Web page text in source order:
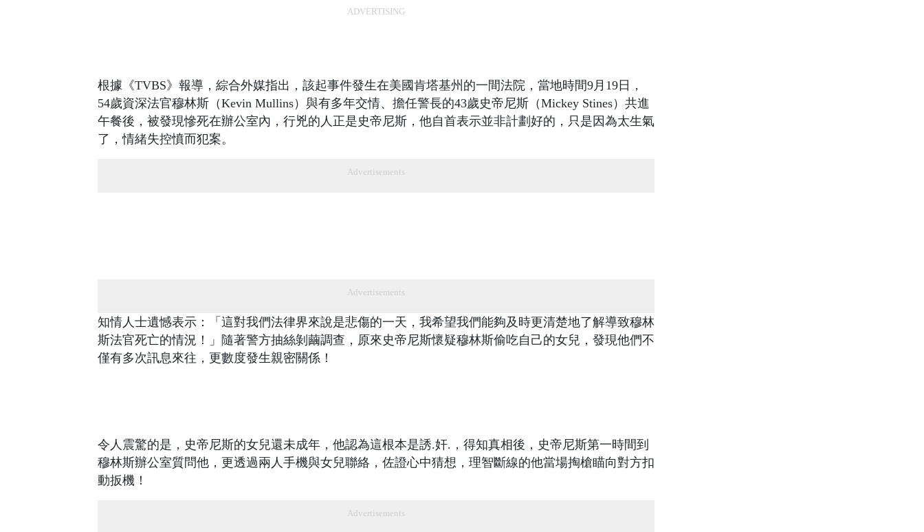
ADVERTISING
根據《TVBS》報導，綜合外媒指出，該起事件發生在美國肯塔基州的一間法院，當地時間9月19日，
54歲資深法官穆林斯（Kevin Mullins）與有多年交情、擔任警長的43歲史帝尼斯（Mickey Stines）共進
午餐後，被發現慘死在辦公室內，行兇的人正是史帝尼斯，他自首表示並非計劃好的，只是因為太生氣
了，情緒失控憤而犯案。
Advertisements
Advertisements
知情人士遺憾表示：「這對我們法律界來說是悲傷的一天，我希望我們能夠及時更清楚地了解導致穆林
斯法官死亡的情況！」隨著警方抽絲剝繭調查，原來史帝尼斯懷疑穆林斯偷吃自己的女兒，發現他們不
僅有多次訊息來往，更數度發生親密關係！
令人震驚的是，史帝尼斯的女兒還未成年，他認為這根本是誘.奸.，得知真相後，史帝尼斯第一時間到
穆林斯辦公室質問他，更透過兩人手機與女兒聯絡，佐證心中猜想，理智斷線的他當場掏槍瞄向對方扣
動扳機！
Advertisements